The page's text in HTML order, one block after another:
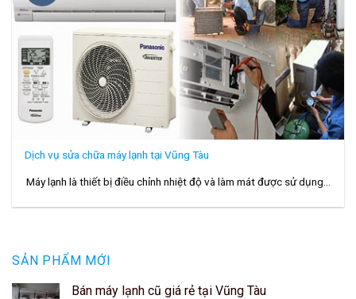
Dịch vụ sửa chữa máy lạnh tại Vũng Tàu
Máy lạnh là thiết bị điều chỉnh nhiệt độ và làm mát được sử dụng...
SẢN PHẨM MỚI
Bán máy lạnh cũ giá rẻ tại Vũng Tàu